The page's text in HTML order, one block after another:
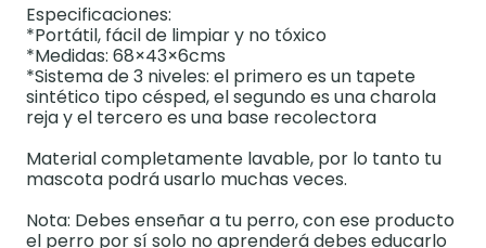
Especificaciones:
*Portátil, fácil de limpiar y no tóxico
*Medidas: 68×43×6cms
*Sistema de 3 niveles: el primero es un tapete
sintético tipo césped, el segundo es una charola
reja y el tercero es una base recolectora
Material completamente lavable, por lo tanto tu
mascota podrá usarlo muchas veces.
Nota: Debes enseñar a tu perro, con ese producto
el perro por sí solo no aprenderá debes educarlo